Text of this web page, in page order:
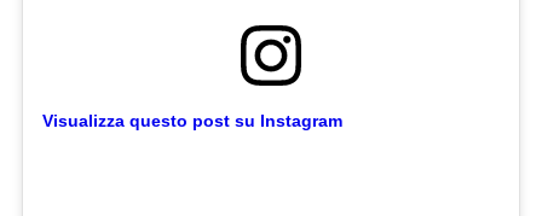
Visualizza questo post su Instagram